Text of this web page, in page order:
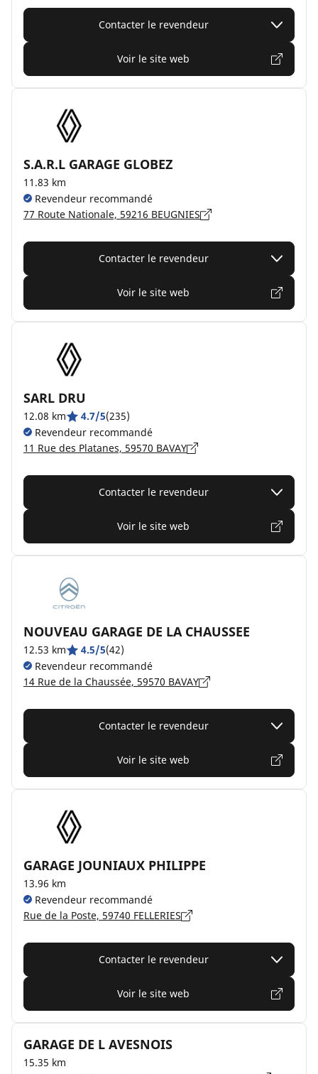
Contacter le revendeur
Voir le site web
S.A.R.L GARAGE GLOBEZ
11.83 km
Revendeur recommandé
77 Route Nationale, 59216 BEUGNIES
Contacter le revendeur
Voir le site web
SARL DRU
12.08 km 4.7/5(235)
Revendeur recommandé
11 Rue des Platanes, 59570 BAVAY
Contacter le revendeur
Voir le site web
NOUVEAU GARAGE DE LA CHAUSSEE
12.53 km 4.5/5(42)
Revendeur recommandé
14 Rue de la Chaussée, 59570 BAVAY
Contacter le revendeur
Voir le site web
GARAGE JOUNIAUX PHILIPPE
13.96 km
Revendeur recommandé
Rue de la Poste, 59740 FELLERIES
Contacter le revendeur
Voir le site web
GARAGE DE L AVESNOIS
15.35 km